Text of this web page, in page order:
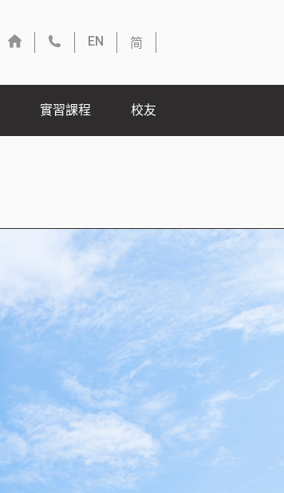
EN 简
實習課程 校友